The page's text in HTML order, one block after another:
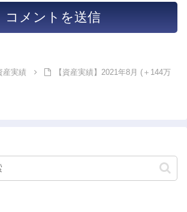
産実績
【資産実績】2021年8月 (＋144万